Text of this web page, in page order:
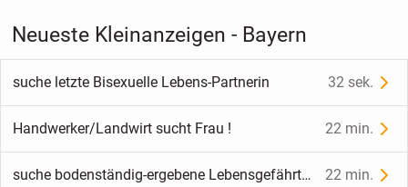
Neueste Kleinanzeigen - Bayern
suche letzte Bisexuelle Lebens-Partnerin 32 sek.
Handwerker/Landwirt sucht Frau ! 22 min.
suche bodenständig-ergebene Lebensgefährtin... 22 min.